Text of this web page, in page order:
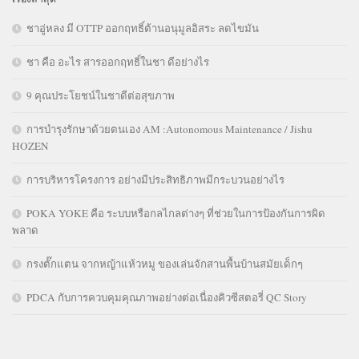
ชาอู่หลง มี OTTP ออกฤทธิ์ต้านอนุมูลอิสระ ลดไขมัน
ชา คือ อะไร สารออกฤทธิ์ในชา ดีอย่างไร
9 คุณประโยชน์ในชาดีต่อสุขภาพ
การบำรุงรักษาด้วยตนเอง AM :Autonomous Maintenance / Jishu
HOZEN
การบริหารโครงการ อย่างมีประสิทธิภาพมีกระบวนอย่างไร
POKA YOKE คือ ระบบหรือกลไกลต่างๆ ที่ช่วยในการป้องกันการผิด
พลาด
กรงตั๊กแตน จากหญ้าแห้วหมู ของเล่นจักสานพื้นบ้านสมัยเด็กๆ
PDCA กับการควบคุมคุณภาพอย่างต่อเนื่องคิวซีสตอรี่ QC Story